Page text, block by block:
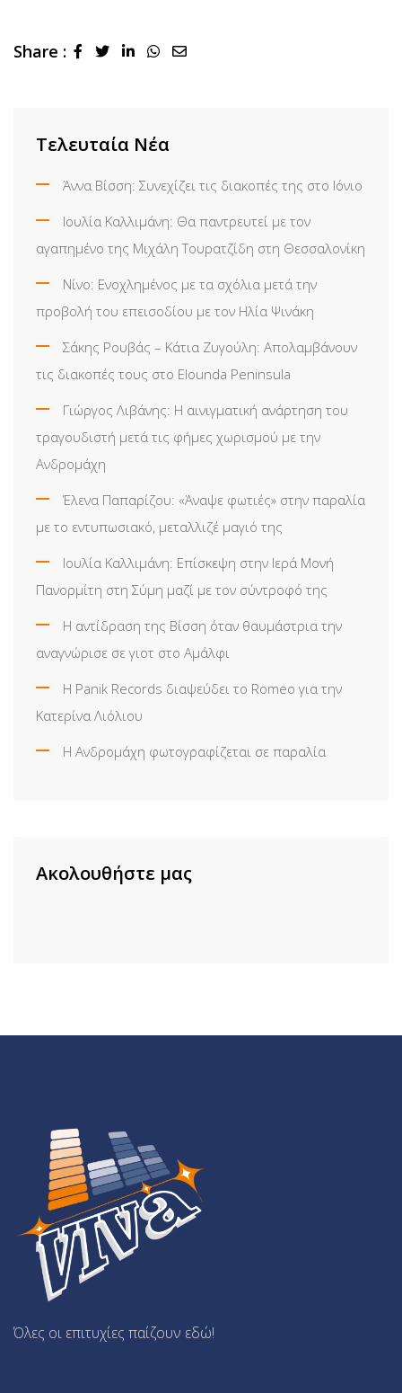
Share : LinkedInWhatsapp
Share
Τελευταία Νέα
Άννα Βίσση: Συνεχίζει τις διακοπές της στο Ιόνιο
Ιουλία Καλλιμάνη: Θα παντρευτεί με τον
αγαπημένο της Μιχάλη Τουρατζίδη στη Θεσσαλονίκη
Νίνο: Ενοχλημένος με τα σχόλια μετά την
προβολή του επεισοδίου με τον Ηλία Ψινάκη
Σάκης Ρουβάς – Κάτια Ζυγούλη: Απολαμβάνουν
τις διακοπές τους στο Elounda Peninsula
Γιώργος Λιβάνης: Η αινιγματική ανάρτηση του
τραγουδιστή μετά τις φήμες χωρισμού με την
Ανδρομάχη
Έλενα Παπαρίζου: «Άναψε φωτιές» στην παραλία
με το εντυπωσιακό, μεταλλιζέ μαγιό της
Ιουλία Καλλιμάνη: Επίσκεψη στην Ιερά Μονή
Πανορμίτη στη Σύμη μαζί με τον σύντροφό της
Η αντίδραση της Βίσση όταν θαυμάστρια την
αναγνώρισε σε γιοτ στο Αμάλφι
Η Panik Records διαψεύδει το Romeo για την
Κατερίνα Λιόλιου
Η Ανδρομάχη φωτογραφίζεται σε παραλία
Ακολουθήστε μας
Όλες οι επιτυχίες παίζουν εδώ!